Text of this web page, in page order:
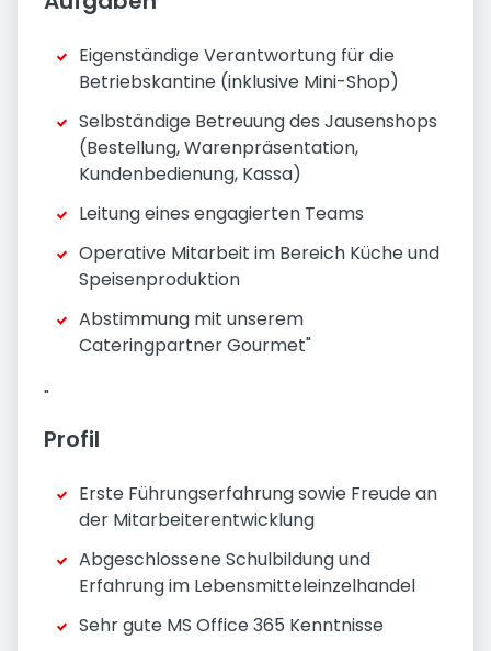
Eigenständige Verantwortung für die
Betriebskantine (inklusive Mini-Shop)
Selbständige Betreuung des Jausenshops
(Bestellung, Warenpräsentation,
Kundenbedienung, Kassa)
Leitung eines engagierten Teams
Operative Mitarbeit im Bereich Küche und
Speisenproduktion
Abstimmung mit unserem
Cateringpartner Gourmet"
"
Profil
Erste Führungserfahrung sowie Freude an
der Mitarbeiterentwicklung
Abgeschlossene Schulbildung und
Erfahrung im Lebensmitteleinzelhandel
Sehr gute MS Office 365 Kenntnisse